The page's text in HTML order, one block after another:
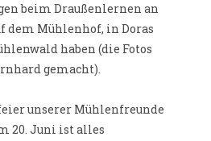
beim Draußenlernen an
dem Mühlenhof, in Doras
haben (die Fotos
gemacht).
unserer Mühlenfreunde
20. Juni ist alles